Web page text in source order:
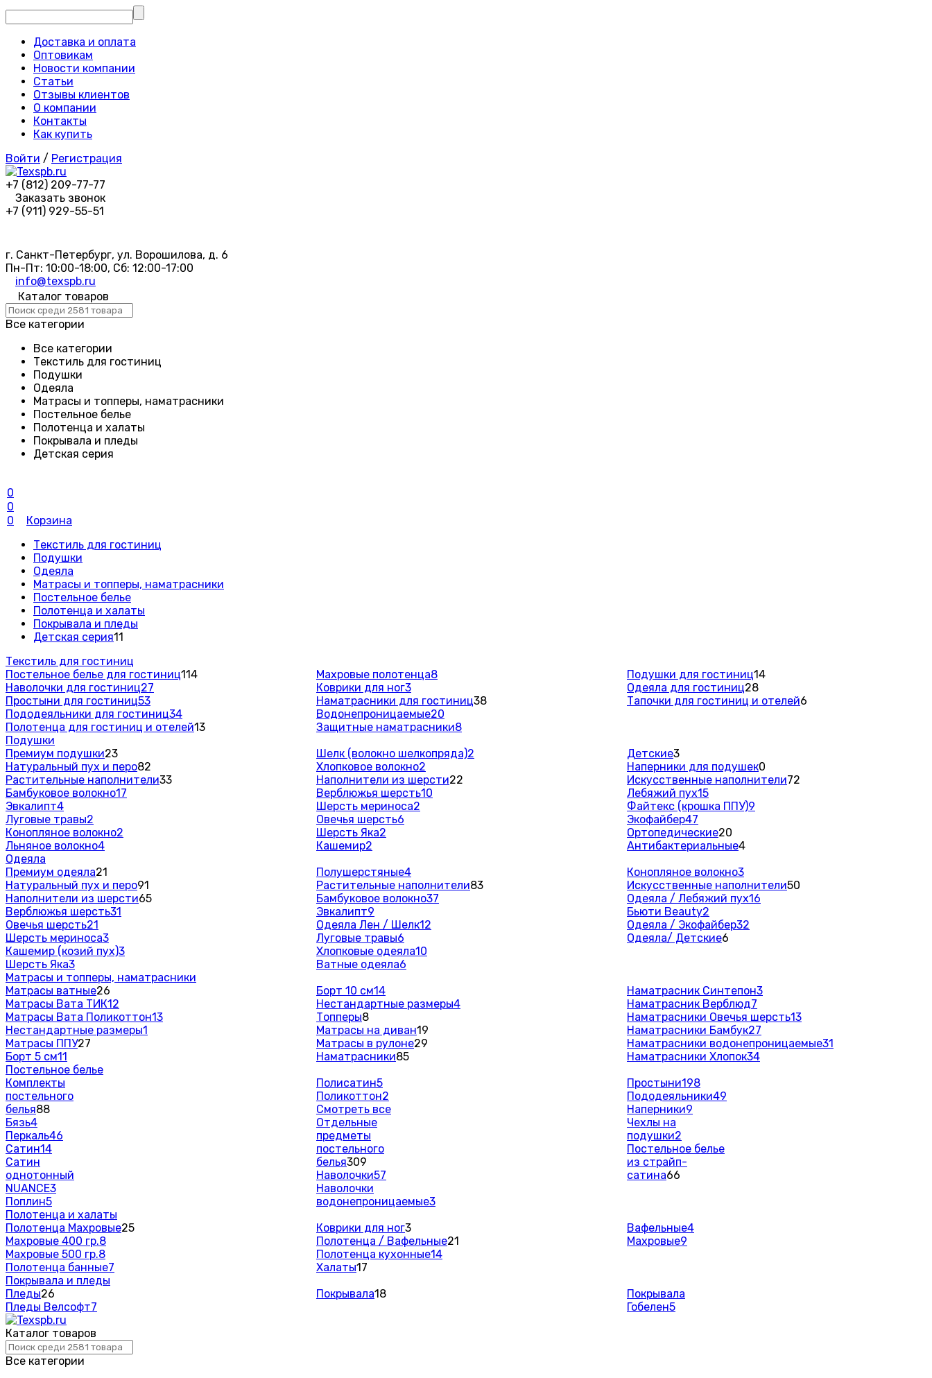
Доставка и оплата
Оптовикам
Новости компании
Статьи
Отзывы клиентов
О компании
Контакты
Как купить
Войти / Регистрация
+7 (812) 209-77-77
Заказать звонок
+7 (911) 929-55-51
г. Санкт-Петербург, ул. Ворошилова, д. 6
Пн-Пт: 10:00-18:00, Сб: 12:00-17:00
info@texspb.ru
Каталог товаров
Все категории
Все категории
Текстиль для гостиниц
Подушки
Одеяла
Матрасы и топперы, наматрасники
Постельное белье
Полотенца и халаты
Покрывала и пледы
Детская серия
0
0
0
Корзина
Текстиль для гостиниц
Подушки
Одеяла
Матрасы и топперы, наматрасники
Постельное белье
Полотенца и халаты
Покрывала и пледы
Детская серия11
Текстиль для гостиниц
Постельное белье для гостиниц114
Наволочки для гостиниц27
Простыни для гостиниц53
Пододеяльники для гостиниц34
Полотенца для гостиниц и отелей13
Махровые полотенца8
Коврики для ног3
Наматрасники для гостиниц38
Водонепроницаемые20
Защитные наматрасники8
Подушки для гостиниц14
Одеяла для гостиниц28
Тапочки для гостиниц и отелей6
Подушки
Премиум подушки23
Натуральный пух и перо82
Растительные наполнители33
Бамбуковое волокно17
Эвкалипт4
Луговые травы2
Конопляное волокно2
Льняное волокно4
Шелк (волокно шелкопряда)2
Хлопковое волокно2
Наполнители из шерсти22
Верблюжья шерсть10
Шерсть мериноса2
Овечья шерсть6
Шерсть Яка2
Кашемир2
Детские3
Наперники для подушек0
Искусственные наполнители72
Лебяжий пух15
Файтекс (крошка ППУ)9
Экофайбер47
Ортопедические20
Антибактериальные4
Одеяла
Премиум одеяла21
Натуральный пух и перо91
Наполнители из шерсти65
Верблюжья шерсть31
Овечья шерсть21
Шерсть мериноса3
Кашемир (козий пух)3
Шерсть Яка3
Полушерстяные4
Растительные наполнители83
Бамбуковое волокно37
Эвкалипт9
Одеяла Лен / Шелк12
Луговые травы6
Хлопковые одеяла10
Ватные одеяла6
Конопляное волокно3
Искусственные наполнители50
Одеяла / Лебяжий пух16
Бьюти Beauty2
Одеяла / Экофайбер32
Одеяла/ Детские6
Матрасы и топперы, наматрасники
Матрасы ватные26
Матрасы Вата ТИК12
Матрасы Вата Поликоттон13
Нестандартные размеры1
Матрасы ППУ27
Борт 5 см11
Борт 10 см14
Нестандартные размеры4
Топперы8
Матрасы на диван19
Матрасы в рулоне29
Наматрасники85
Наматрасник Синтепон3
Наматрасник Верблюд7
Наматрасники Овечья шерсть13
Наматрасники Бамбук27
Наматрасники водонепроницаемые31
Наматрасники Хлопок34
Постельное белье
Комплекты
постельного
белья88
Бязь4
Перкаль46
Сатин14
Сатин
однотонный
NUANCE3
Поплин5
Полисатин5
Поликоттон2
Смотреть все
Отдельные
предметы
постельного
белья309
Наволочки57
Наволочки
водонепроницаемые3
Простыни198
Пододеяльники49
Наперники9
Чехлы на
подушки2
Постельное белье
из страйп-
сатина66
Полотенца и халаты
Полотенца Махровые25
Махровые 400 гр.8
Махровые 500 гр.8
Полотенца банные7
Коврики для ног3
Полотенца / Вафельные21
Полотенца кухонные14
Халаты17
Вафельные4
Махровые9
Покрывала и пледы
Пледы26
Пледы Велсофт7
Покрывала18
Покрывала
Гобелен5
Каталог товаров
Все категории